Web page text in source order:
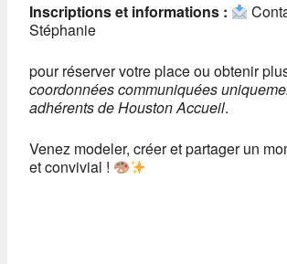
Inscriptions et informations :
Stéphanie
pour réserver votre place ou obtenir
coordonnées communiquées
adhérents de Houston Accueil.
Venez modeler, créer et partager un
et convivial !